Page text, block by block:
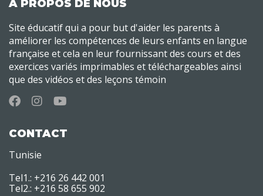
A PROPOS DE NOUS
Site éducatif qui a pour but d'aider les parents à
améliorer les compétences de leurs enfants en langue
française et cela en leur fournissant des cours et des
exercices variés imprimables et téléchargeables ainsi
que des vidéos et des leçons témoin
CONTACT
Tunisie
Tel1.: +216 26 442 001
Tel2.: +216 58 655 902